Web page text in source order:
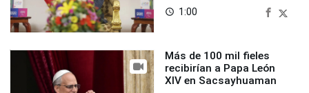
access_time 1:00
Más de 100 mil fieles
recibirían a Papa León
XIV en Sacsayhuaman